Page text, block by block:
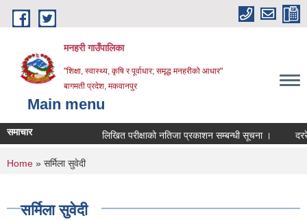
Skip to main content
मनहरी गाउँपालिका
"शिक्षा, स्वास्थ्य, कृषि र पूर्वाधार; समृद्ध मनहरीको आधार"
बागमती प्रदेश, मकवानपुर
Main menu
समाचार लिखित परीक्षाको नतिजा प्रकाशन सम्बन्धी सूचना । दररेट
You are here
Home » सर्मिला सुवेदी
सर्मिला सुवेदी